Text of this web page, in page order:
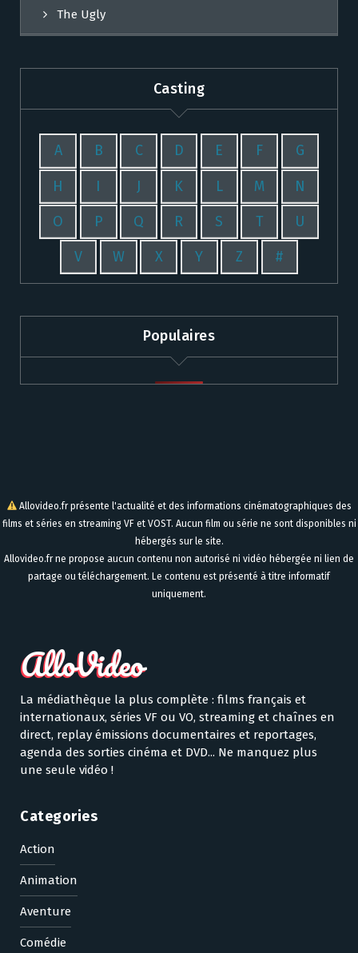
The Ugly
Casting
A B C D E F G
H I J K L M N
O P Q R S T U
V W X Y Z #
Populaires
Allovideo.fr présente l'actualité et des informations cinématographiques des
films et séries en streaming VF et VOST. Aucun film ou série ne sont disponibles ni
hébergés sur le site.
Allovideo.fr ne propose aucun contenu non autorisé ni vidéo hébergée ni lien de
partage ou téléchargement. Le contenu est présenté à titre informatif
uniquement.
La médiathèque la plus complète : films français et
internationaux, séries VF ou VO, streaming et chaînes en
direct, replay émissions documentaires et reportages,
agenda des sorties cinéma et DVD... Ne manquez plus
une seule vidéo !
Categories
Action
Animation
Aventure
Comédie